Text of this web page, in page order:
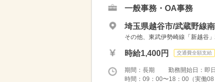
一般事務・OA事務
埼玉県越谷市/武蔵野線
その他、東武伊勢崎線「新越谷
時給1,400円 交通費全額支給
期間：長期 勤務開始日：即日
時間：09：00〜18：00（実働